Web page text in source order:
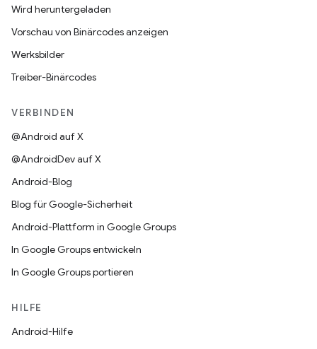
Wird heruntergeladen
Vorschau von Binärcodes anzeigen
Werksbilder
Treiber-Binärcodes
VERBINDEN
@Android auf X
@AndroidDev auf X
Android-Blog
Blog für Google-Sicherheit
Android-Plattform in Google Groups
In Google Groups entwickeln
In Google Groups portieren
HILFE
Android-Hilfe